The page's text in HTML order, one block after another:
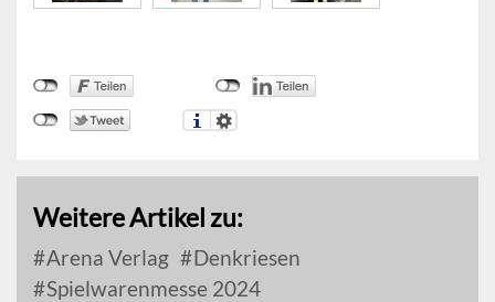
Weitere Artikel zu:
Arena Verlag
Denkriesen
Spielwarenmesse 2024